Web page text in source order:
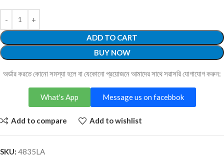
ADD TO CART
BUY NOW
অর্ডার করতে কোনো সমস্যা হলে বা যেকোনো প্রয়োজনে আমাদের সাথে সরাসরি যোগাযোগ করুন:
Message us on facebbok
What's App
Add to compare Add to wishlist
SKU: 4835LA